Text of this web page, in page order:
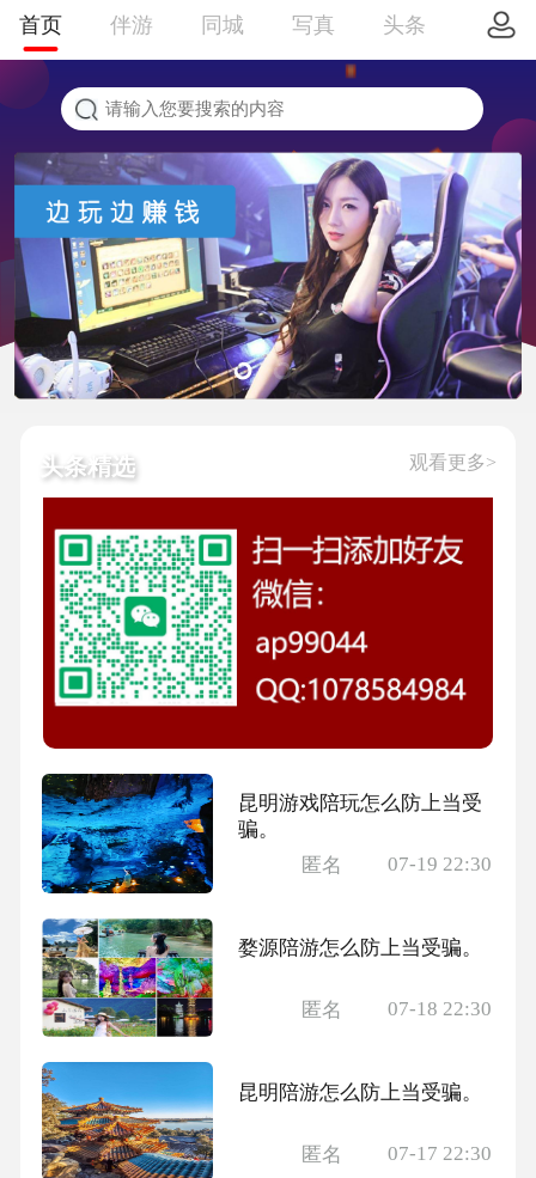
首页 伴游 同城 写真 头条
头条精选 观看更多>
昆明游戏陪玩怎么防上当受
骗。
匿名
07-19 22:30
婺源陪游怎么防上当受骗。
匿名 07-18 22:30
昆明陪游怎么防上当受骗。
匿名 07-17 22:30